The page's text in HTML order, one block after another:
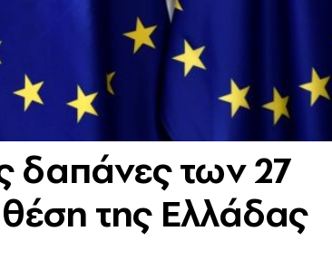
δαπάνες των 27
της Ελλάδας